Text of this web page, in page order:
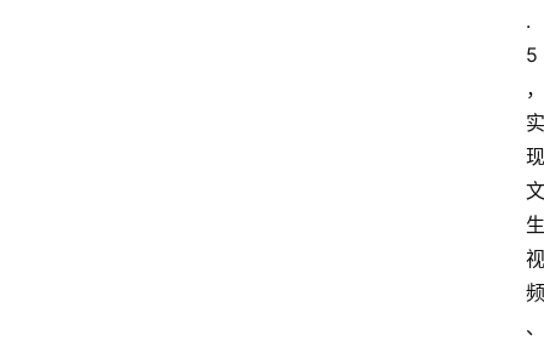
.
5
，
实
现
文
生
视
频
、